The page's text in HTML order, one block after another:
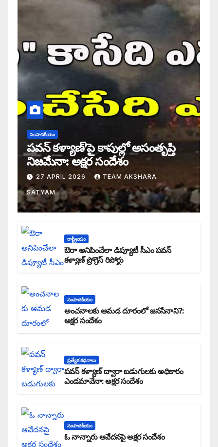
సంపాదకీయం
పవన్ కళ్యాణ్’పై కాపుల్లో అసంతృప్తి
నిజమేనా: అక్షర సందేశం
27 APRIL 2026 TEAM AKSHARA
SATYAM
రాష్ట్రీయం
ఔరా అనిపించేలా డిప్యూటీ సీఎం పవన్
కళ్యాణ్ ప్రోగ్రెస్ రిపోర్టు
సంపాదకీయం
అంచనాలకు ఆమడ దూరంలో జనసేనాని?:
అక్షర సందేశం
ప్రత్యేక కధనాలు
పవన్ కళ్యాణ్ ద్వారా బడుగులకు అధికారం
ఎండమావేనా: అక్షర సందేశం
సంపాదకీయం
ఓ నాన్నారు ఆవేదనపై అక్షర సందేశం